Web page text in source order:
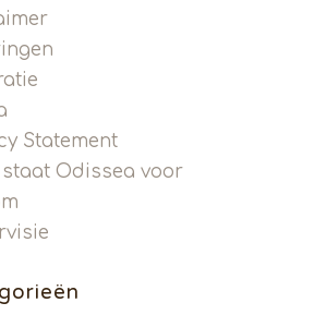
Statement
staat Odissea voor